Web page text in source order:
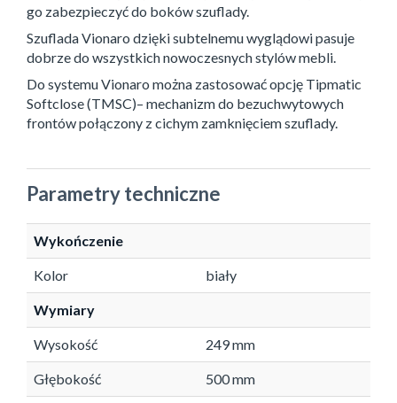
go zabezpieczyć do boków szuflady.
Szuflada Vionaro dzięki subtelnemu wyglądowi pasuje
dobrze do wszystkich nowoczesnych stylów mebli.
Do systemu Vionaro można zastosować opcję Tipmatic
Softclose (TMSC)– mechanizm do bezuchwytowych
frontów połączony z cichym zamknięciem szuflady.
Parametry techniczne
Wykończenie
Kolor biały
Wymiary
Wysokość 249 mm
Głębokość 500 mm